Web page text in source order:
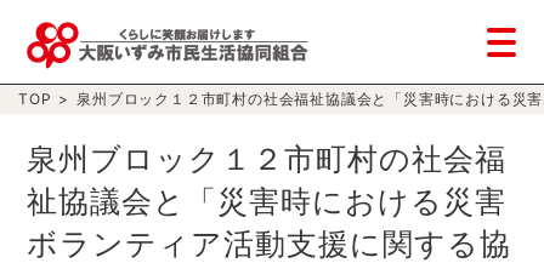
TOP > 泉州ブロック１２市町村の社会福祉協議会と「災害時における災
泉州ブロック１２市町村の社会福
祉協議会と「災害時における災害
ボランティア活動支援に関する協